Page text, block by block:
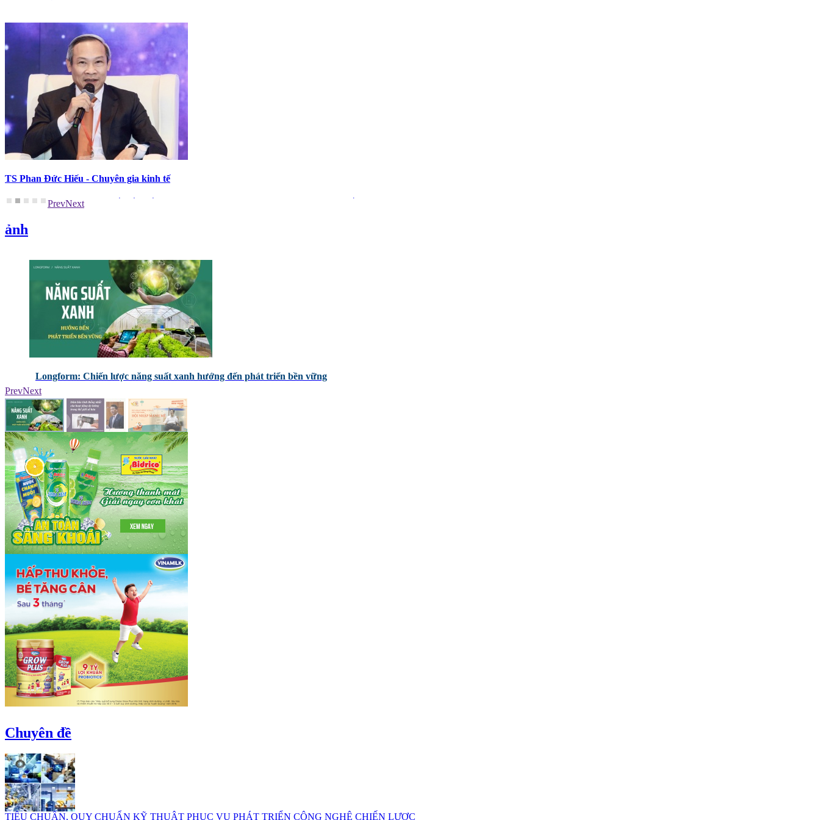
TS Phan Đức Hiếu - Chuyên gia kinh tế
"Việc ứng dụng công nghệ số nhằm tối ưu hóa, nâng cao hiệu quả hoạt động logistics là rất có ý nghĩa..."
PrevNext
ảnh
Longform: Chiến lược năng suất xanh hướng đến phát triển bền vững
PrevNext
Chuyên đề
TIÊU CHUẨN, QUY CHUẨN KỸ THUẬT PHỤC VỤ PHÁT TRIỂN CÔNG NGHỆ CHIẾN LƯỢC